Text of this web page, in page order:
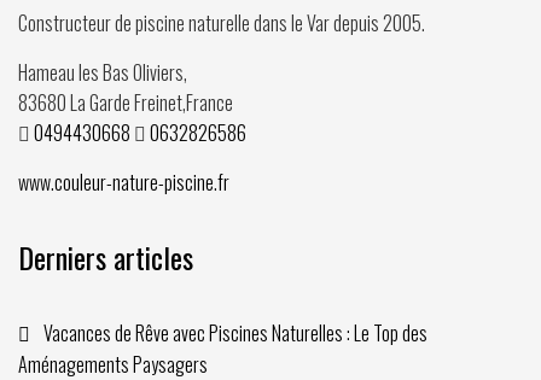
Constructeur de piscine naturelle dans le Var depuis2005.
Hameau les Bas Oliviers,
83680La Garde Freinet,France
0494430668
0632826586
www.couleur-nature-piscine.fr
Derniers articles
Vacances de Rêve avec Piscines Naturelles : Le Top des
Aménagements Paysagers